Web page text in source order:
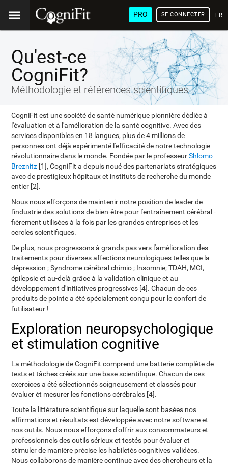
PRO SE CONNECTER
Qu'est-ce
CogniFit?
Méthodologie et références scientifiques
CogniFit est une société de santé numérique pionnière dédiée à
l'évaluation et à l'amélioration de la santé cognitive. Avec des
services disponibles en 18 langues, plus de 4 millions de
personnes ont déjà expérimenté l'efficacité de notre technologie
révolutionnaire dans le monde. Fondée par le professeurShlomo
Breznitz [1], CogniFit a depuis noué des partenariats stratégiques
avec de prestigieux hôpitaux et instituts de recherche du monde
entier [2].
Nous nous efforçons de maintenir notre position de leader de
l'industrie des solutions de bien-être pour l'entraînement cérébral -
fièrement utilisées à la fois par les grandes entreprises et les
cercles scientifiques.
De plus, nous progressons à grands pas vers l'amélioration des
traitements pour diverses affections neurologiques telles que la
dépression ; Syndrome cérébral chimio ; Insomnie; TDAH, MCI,
épilepsie et au-delà grâce à la validation clinique et au
développement d'initiatives progressives [4]. Chacun de ces
produits de pointe a été spécialement conçu pour le confort de
l'utilisateur !
Exploration neuropsychologique
et stimulation cognitive
La méthodologie de CogniFit comprend une batterie complète de
tests et tâches créés sur une base scientifique. Chacun de ces
exercices a été sélectionnés soigneusement et classés pour
évaluer ét mesurer les fonctions cérébrales [4].
Toute la littérature scientifique sur laquelle sont basées nos
affirmations et résultats est développée avec notre software et
nos outils. Nous nous efforçons d'offrir aux consommateurs et
professionnels des outils sérieux et testés pour évaluer et
stimuler de manière précise les habiletés cognitives validées.
Nous collaborons de manière continue avec des chercheurs et la